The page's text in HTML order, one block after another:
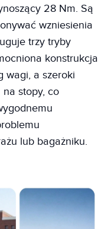
28 Nm. Są
wzniesienia
trzy tryby
konstrukcja
wagi, a szeroki
stopy, co
lub bagażniku.